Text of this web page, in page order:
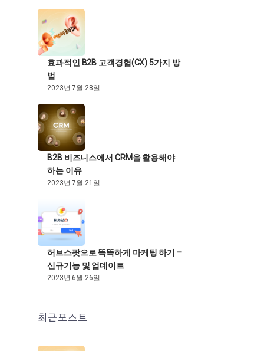
효과적인 B2B 고객경험(CX) 5가지 방
법
2023년 7월 28일
B2B 비즈니스에서 CRM을 활용해야
하는 이유
2023년 7월 21일
허브스팟으로 똑똑하게 마케팅 하기 –
신규기능 및 업데이트
2023년 6월 26일
최근포스트